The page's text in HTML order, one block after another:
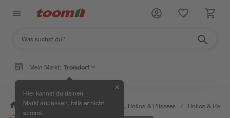
Mein Markt: Troisdorf
Hier kannst du deinen
Markt anpassen , falls er nicht
stimmt.
✕
/ Wohnen & Haushalt / Jalousien, Rollos & Plissees / Rollos &